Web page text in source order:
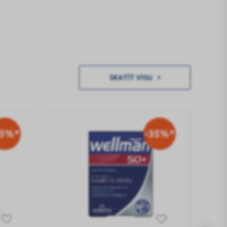
SKATĪT VISU
-35%*